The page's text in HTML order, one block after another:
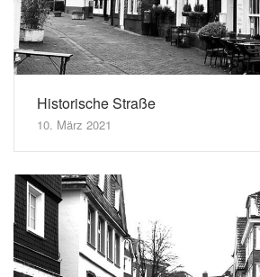
Historische Straße
10. März 2021